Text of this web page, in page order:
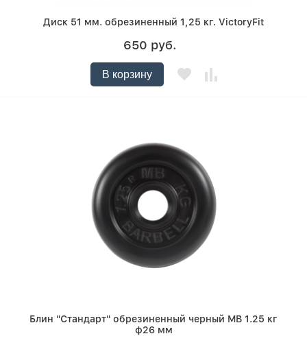
Диск 51 мм. обрезиненный 1,25 кг. VictoryFit
650 руб.
В корзину
Блин "Стандарт" обрезиненный черный MB 1.25 кг
ф26 мм